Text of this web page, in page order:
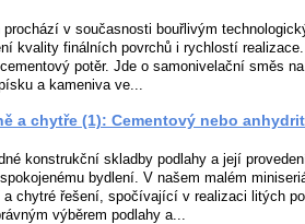
prochází v současnosti bouřlivým
kvality finálních povrchů i rychlostí
potěr. Jde o samonivelační směs
a kameniva ve...
a chytře (1): Cementový nebo
konstrukční skladby podlahy a její
bydlení. V našem malém
chytré řešení, spočívající v realizaci litých
výběrem podlahy a...